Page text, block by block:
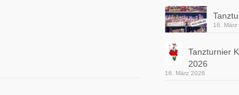
16. März
Tanzturnier
2026
16. März 2026